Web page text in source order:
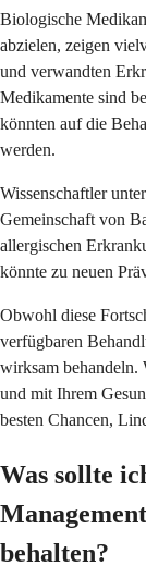
Biologische
abzielen, zeigen
und verwandten
Medikamente sind
könnten auf die
werden.
Wissenschaftler
Gemeinschaft von
allergischen
könnte zu neuen
Obwohl diese
verfügbaren
wirksam behandeln.
und mit Ihrem
besten Chancen,
Was sollte
behalten?